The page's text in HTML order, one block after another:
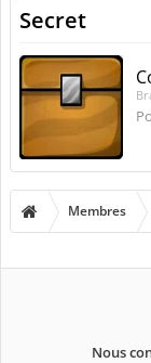
Secret
Membres
Nous